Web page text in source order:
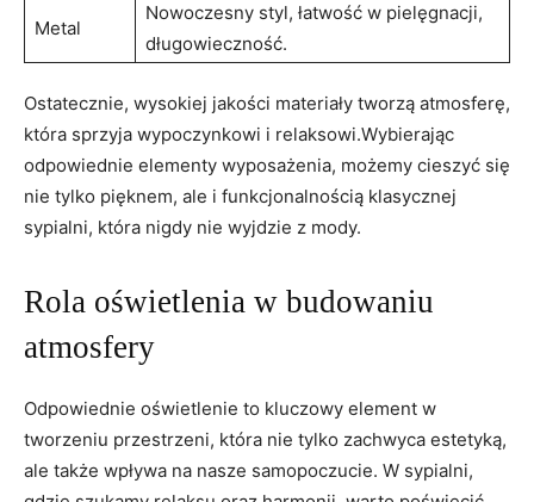
Metal
Nowoczesny styl, łatwość w pielęgnacji,
długowieczność.
Ostatecznie, wysokiej jakości materiały tworzą atmosferę,
która sprzyja wypoczynkowi i relaksowi.Wybierając
odpowiednie elementy wyposażenia, możemy cieszyć się
nie tylko pięknem, ale i funkcjonalnością klasycznej
sypialni, która nigdy nie wyjdzie z mody.
Rola oświetlenia w budowaniu
atmosfery
Odpowiednie oświetlenie to kluczowy element w
tworzeniu przestrzeni, która nie tylko zachwyca estetyką,
ale także wpływa na nasze samopoczucie. W sypialni,